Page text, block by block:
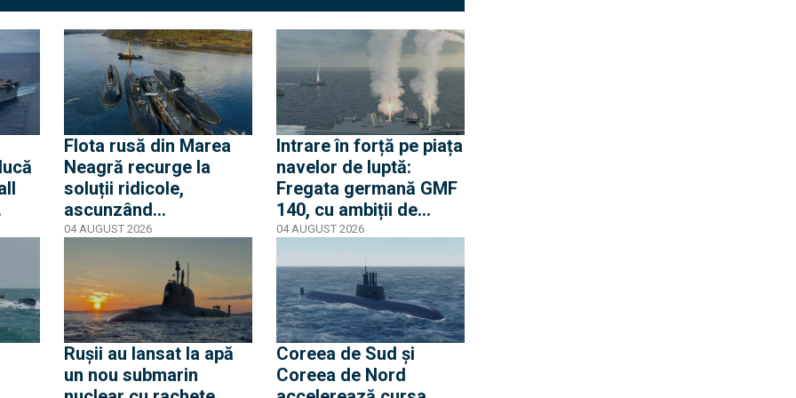
Flota rusă din Marea
Neagră recurge la
soluții ridicole,
ascunzând
submarinele Kilo sub
Novorossiysk (Foto
Satelit)
04 AUGUST 2026
Intrare în forță pe piața
navelor de luptă:
Fregata germană GMF
140, cu ambiții de
distrugător american
integrat. Piața vizată și
riscurile asumate de
Rheinmetall
04 AUGUST 2026
Rușii au lansat la apă
un nou submarin
Coreea de Sud și
Coreea de Nord